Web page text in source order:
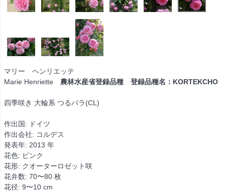
マリー ヘンリエッテ
Marie Henriette 農林水産省登録品種 登録品種名：KORTEKCHO
四季咲き 大輪系 つるバラ(CL)
作出国: ドイツ
作出会社: コルデス
発表年: 2013 年
花色: ピンク
花形: クオーターロゼット咲
花弁数: 70〜80 枚
花径: 9〜10 cm